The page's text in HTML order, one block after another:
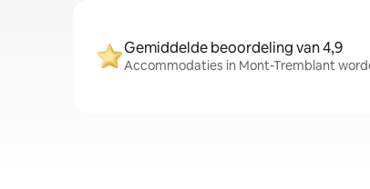
Gemiddelde beoordeling van 4,9
Accommodaties in Mont-Tremblant